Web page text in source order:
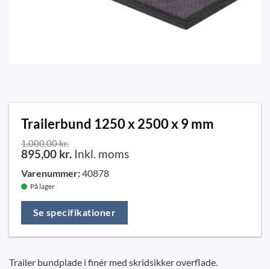
Trailerbund 1250 x 2500 x 9 mm
1.000,00kr.
895,00 kr. Inkl. moms
Varenummer:40878
På lager
Se specifikationer
Trailer bundplade i finér med skridsikker overflade.